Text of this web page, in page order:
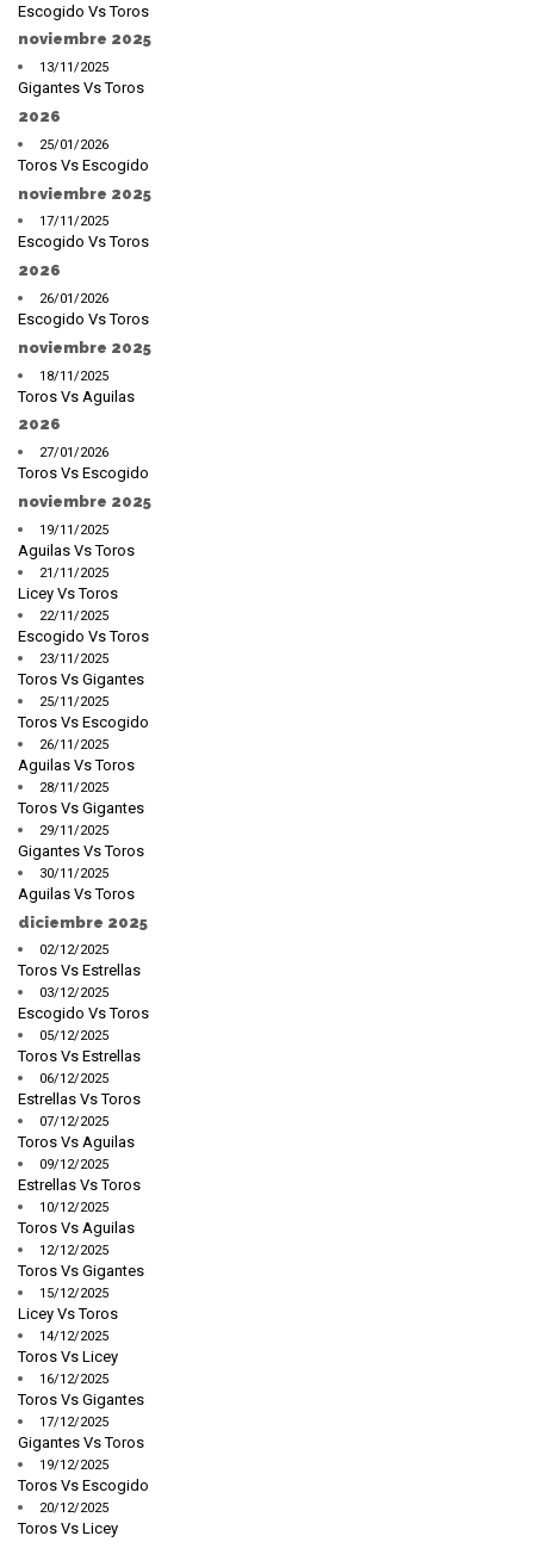
Escogido Vs Toros
noviembre 2025
13/11/2025
Gigantes Vs Toros
2026
25/01/2026
Toros Vs Escogido
noviembre 2025
17/11/2025
Escogido Vs Toros
2026
26/01/2026
Escogido Vs Toros
noviembre 2025
18/11/2025
Toros Vs Aguilas
2026
27/01/2026
Toros Vs Escogido
noviembre 2025
19/11/2025
Aguilas Vs Toros
21/11/2025
Licey Vs Toros
22/11/2025
Escogido Vs Toros
23/11/2025
Toros Vs Gigantes
25/11/2025
Toros Vs Escogido
26/11/2025
Aguilas Vs Toros
28/11/2025
Toros Vs Gigantes
29/11/2025
Gigantes Vs Toros
30/11/2025
Aguilas Vs Toros
diciembre 2025
02/12/2025
Toros Vs Estrellas
03/12/2025
Escogido Vs Toros
05/12/2025
Toros Vs Estrellas
06/12/2025
Estrellas Vs Toros
07/12/2025
Toros Vs Aguilas
09/12/2025
Estrellas Vs Toros
10/12/2025
Toros Vs Aguilas
12/12/2025
Toros Vs Gigantes
15/12/2025
Licey Vs Toros
14/12/2025
Toros Vs Licey
16/12/2025
Toros Vs Gigantes
17/12/2025
Gigantes Vs Toros
19/12/2025
Toros Vs Escogido
20/12/2025
Toros Vs Licey